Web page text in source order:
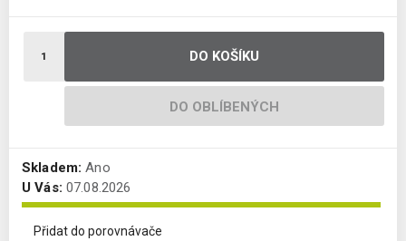
DO KOŠÍKU
DO OBLÍBENÝCH
Skladem: Ano
U Vás: 07.08.2026
Přidat do porovnávače